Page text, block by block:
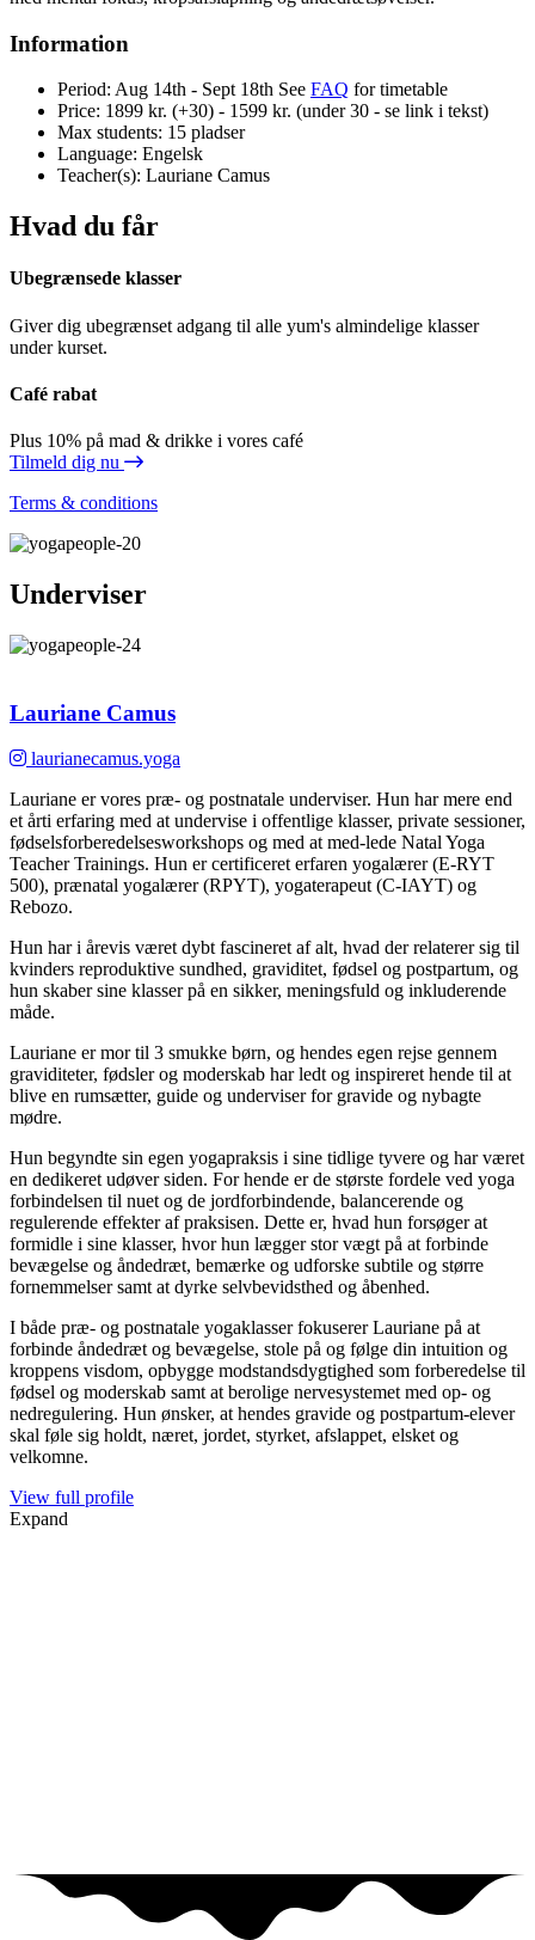
Information
Period: Aug 14th - Sept 18th See FAQ for timetable
Price: 1899 kr. (+30) - 1599 kr. (under 30 - se link i tekst)
Max students: 15 pladser
Language: Engelsk
Teacher(s): Lauriane Camus
Hvad du får
Ubegrænsede klasser
Giver dig ubegrænset adgang til alle yum's almindelige klasser
under kurset.
Café rabat
Plus 10% på mad & drikke i vores café
Tilmeld dig nu
Terms & conditions
Underviser
Lauriane Camus
laurianecamus.yoga
Lauriane er vores præ- og postnatale underviser. Hun har mere end
et årti erfaring med at undervise i offentlige klasser, private sessioner,
fødselsforberedelsesworkshops og med at med-lede Natal Yoga
Teacher Trainings. Hun er certificeret erfaren yogalærer (E-RYT
500), prænatal yogalærer (RPYT), yogaterapeut (C-IAYT) og
Rebozo.
Hun har i årevis været dybt fascineret af alt, hvad der relaterer sig til
kvinders reproduktive sundhed, graviditet, fødsel og postpartum, og
hun skaber sine klasser på en sikker, meningsfuld og inkluderende
måde.
Lauriane er mor til 3 smukke børn, og hendes egen rejse gennem
graviditeter, fødsler og moderskab har ledt og inspireret hende til at
blive en rumsætter, guide og underviser for gravide og nybagte
mødre.
Hun begyndte sin egen yogapraksis i sine tidlige tyvere og har været
en dedikeret udøver siden. For hende er de største fordele ved yoga
forbindelsen til nuet og de jordforbindende, balancerende og
regulerende effekter af praksisen. Dette er, hvad hun forsøger at
formidle i sine klasser, hvor hun lægger stor vægt på at forbinde
bevægelse og åndedræt, bemærke og udforske subtile og større
fornemmelser samt at dyrke selvbevidsthed og åbenhed.
I både præ- og postnatale yogaklasser fokuserer Lauriane på at
forbinde åndedræt og bevægelse, stole på og følge din intuition og
kroppens visdom, opbygge modstandsdygtighed som forberedelse til
fødsel og moderskab samt at berolige nervesystemet med op- og
nedregulering. Hun ønsker, at hendes gravide og postpartum-elever
skal føle sig holdt, næret, jordet, styrket, afslappet, elsket og
velkomne.
View full profile
Expand